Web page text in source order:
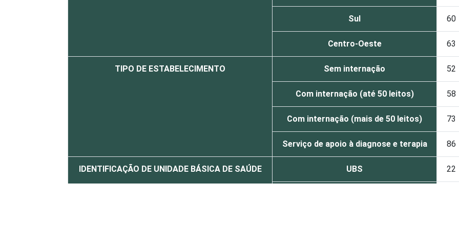
Sul 60
Centro-Oeste 63
TIPO DE ESTABELECIMENTO Sem internação 52
Com internação (até 50 leitos) 58
Com internação (mais de 50 leitos) 73
Serviço de apoio à diagnose e terapia 86
IDENTIFICAÇÃO DE UNIDADE BÁSICA DE SAÚDE UBS 22